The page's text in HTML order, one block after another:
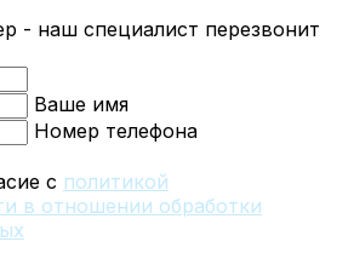
- наш специалист перезвонит
Ваше имя
Номер телефона
с политикой
в отношении обработки